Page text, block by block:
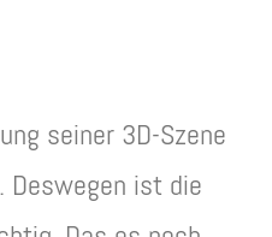
seiner 3D-Szene
Deswegen ist die